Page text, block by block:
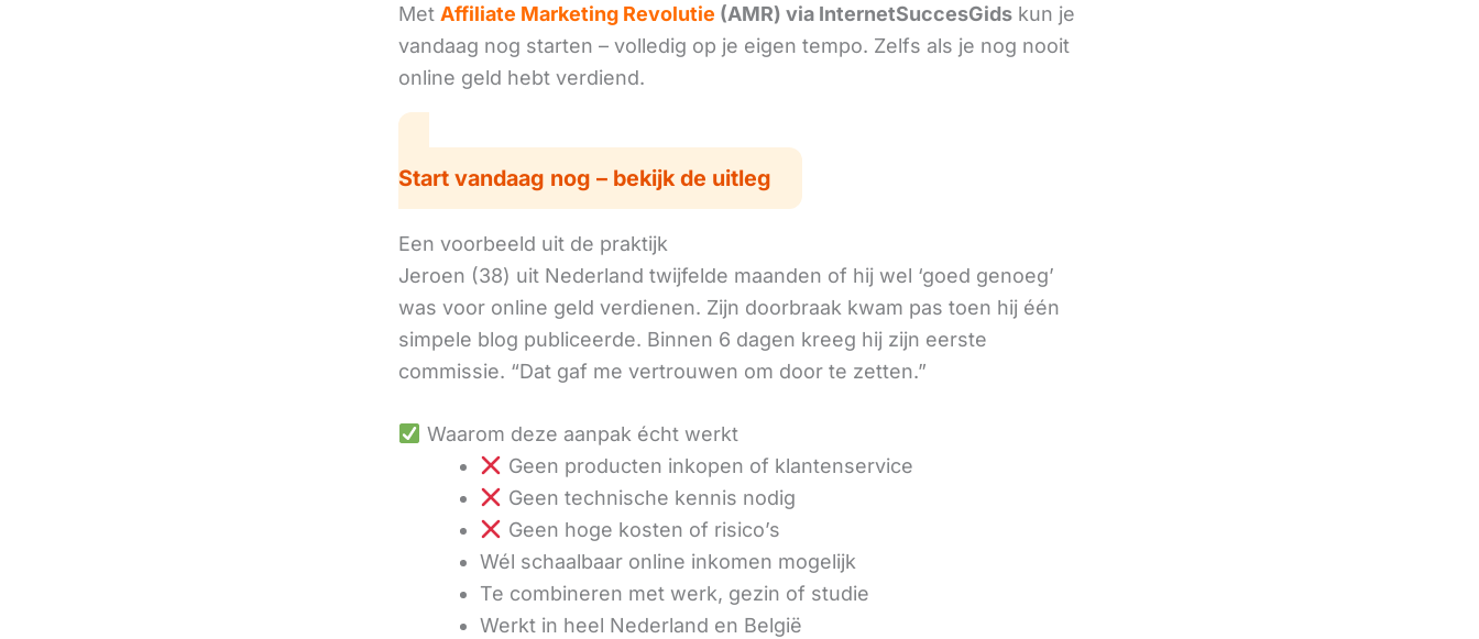
Met Affiliate Marketing Revolutie (AMR) via InternetSuccesGids kun je
vandaag nog starten – volledig op je eigen tempo. Zelfs als je nog nooit
online geld hebt verdiend.
Start vandaag nog – bekijk de uitleg
Een voorbeeld uit de praktijk
Jeroen (38) uit Nederland twijfelde maanden of hij wel ‘goed genoeg’
was voor online geld verdienen. Zijn doorbraak kwam pas toen hij één
simpele blog publiceerde. Binnen 6 dagen kreeg hij zijn eerste
commissie. “Dat gaf me vertrouwen om door te zetten.”
Waarom deze aanpak écht werkt
Geen producten inkopen of klantenservice
Geen technische kennis nodig
Geen hoge kosten of risico’s
Wél schaalbaar online inkomen mogelijk
Te combineren met werk, gezin of studie
Werkt in heel Nederland en België